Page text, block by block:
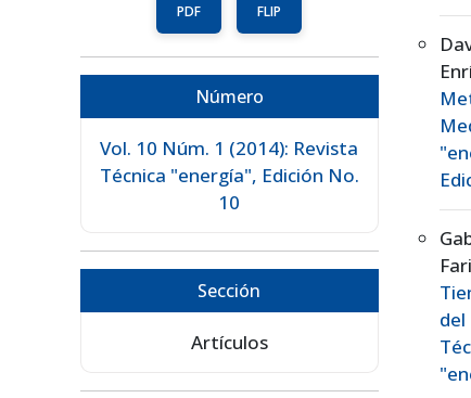
PDF FLIP
Número
Vol. 10 Núm. 1 (2014): Revista
Técnica "energía", Edición No.
10
Sección
Artículos